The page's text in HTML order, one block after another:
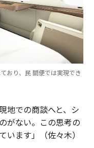
おり、民 間便では実現でき
地での商談へと、シ
がない。この思考の
ます」（佐々木）